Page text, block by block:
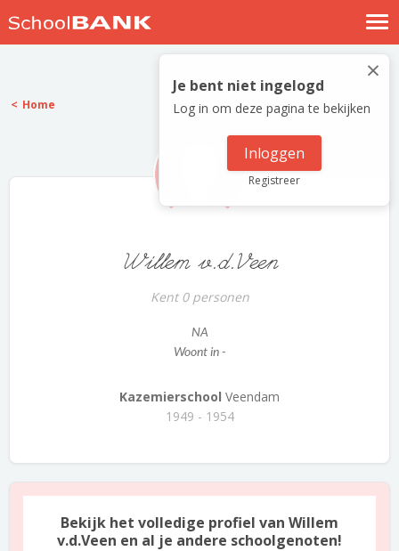
Nostalgische verhalen
Log in
Meld je gratis aan
×
Je bent niet ingelogd
Log in om deze pagina te bekijken
Inloggen
Registreer
Home
Willem v.d.Veen
Kent 0 personen
NA
Woont in -
Kazemierschool Veendam
1949 - 1954
Bekijk het volledige profiel van Willem
v.d.Veen en al je andere schoolgenoten!